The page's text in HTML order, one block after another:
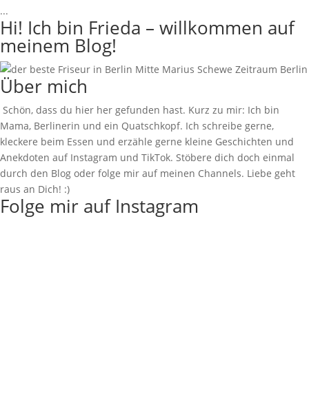
...
Hi! Ich bin Frieda – willkommen auf
meinem Blog!
Über mich
Schön, dass du hier her gefunden hast. Kurz zu mir: Ich bin
Mama, Berlinerin und ein Quatschkopf. Ich schreibe gerne,
kleckere beim Essen und erzähle gerne kleine Geschichten und
Anekdoten auf Instagram und TikTok. Stöbere dich doch einmal
durch den Blog oder folge mir auf meinen Channels. Liebe geht
raus an Dich! :)
Folge mir auf Instagram